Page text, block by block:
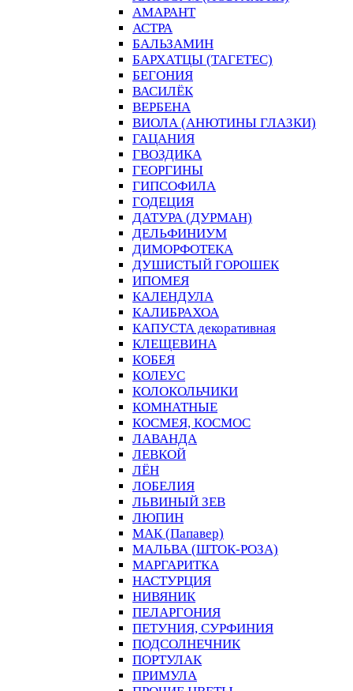
АМАРАНТ
АСТРА
БАЛЬЗАМИН
БАРХАТЦЫ (ТАГЕТЕС)
БЕГОНИЯ
ВАСИЛЁК
ВЕРБЕНА
ВИОЛА (АНЮТИНЫ ГЛАЗКИ)
ГАЦАНИЯ
ГВОЗДИКА
ГЕОРГИНЫ
ГИПСОФИЛА
ГОДЕЦИЯ
ДАТУРА (ДУРМАН)
ДЕЛЬФИНИУМ
ДИМОРФОТЕКА
ДУШИСТЫЙ ГОРОШЕК
ИПОМЕЯ
КАЛЕНДУЛА
КАЛИБРАХОА
КАПУСТА декоративная
КЛЕЩЕВИНА
КОБЕЯ
КОЛЕУС
КОЛОКОЛЬЧИКИ
КОМНАТНЫЕ
КОСМЕЯ, КОСМОС
ЛАВАНДА
ЛЕВКОЙ
ЛЁН
ЛОБЕЛИЯ
ЛЬВИНЫЙ ЗЕВ
ЛЮПИН
МАК (Папавер)
МАЛЬВА (ШТОК-РОЗА)
МАРГАРИТКА
НАСТУРЦИЯ
НИВЯНИК
ПЕЛАРГОНИЯ
ПЕТУНИЯ, СУРФИНИЯ
ПОДСОЛНЕЧНИК
ПОРТУЛАК
ПРИМУЛА